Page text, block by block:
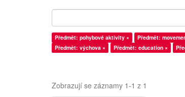
Předmět: pohybové aktivity × Předmět:
Předmět: výchova ×
Předmět: education ×
Zobrazují se záznamy 1-1 z 1